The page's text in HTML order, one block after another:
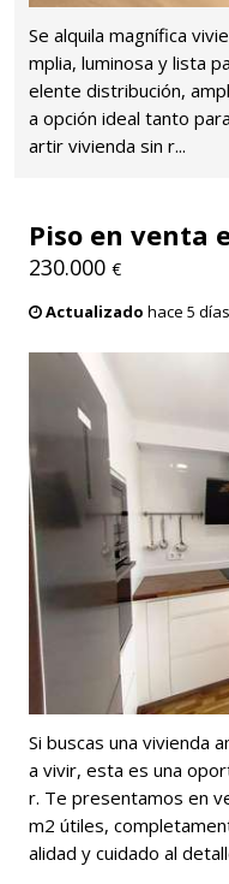
Se alquila magnífica
mplia, luminosa y lista
elente distribución,
a opción ideal tanto
artir vivienda sin r...
Piso en venta
230.000 €
Actualizado hace 5 días
Si buscas una vivienda
a vivir, esta es una
r. Te presentamos en
m2 útiles,
alidad y cuidado al